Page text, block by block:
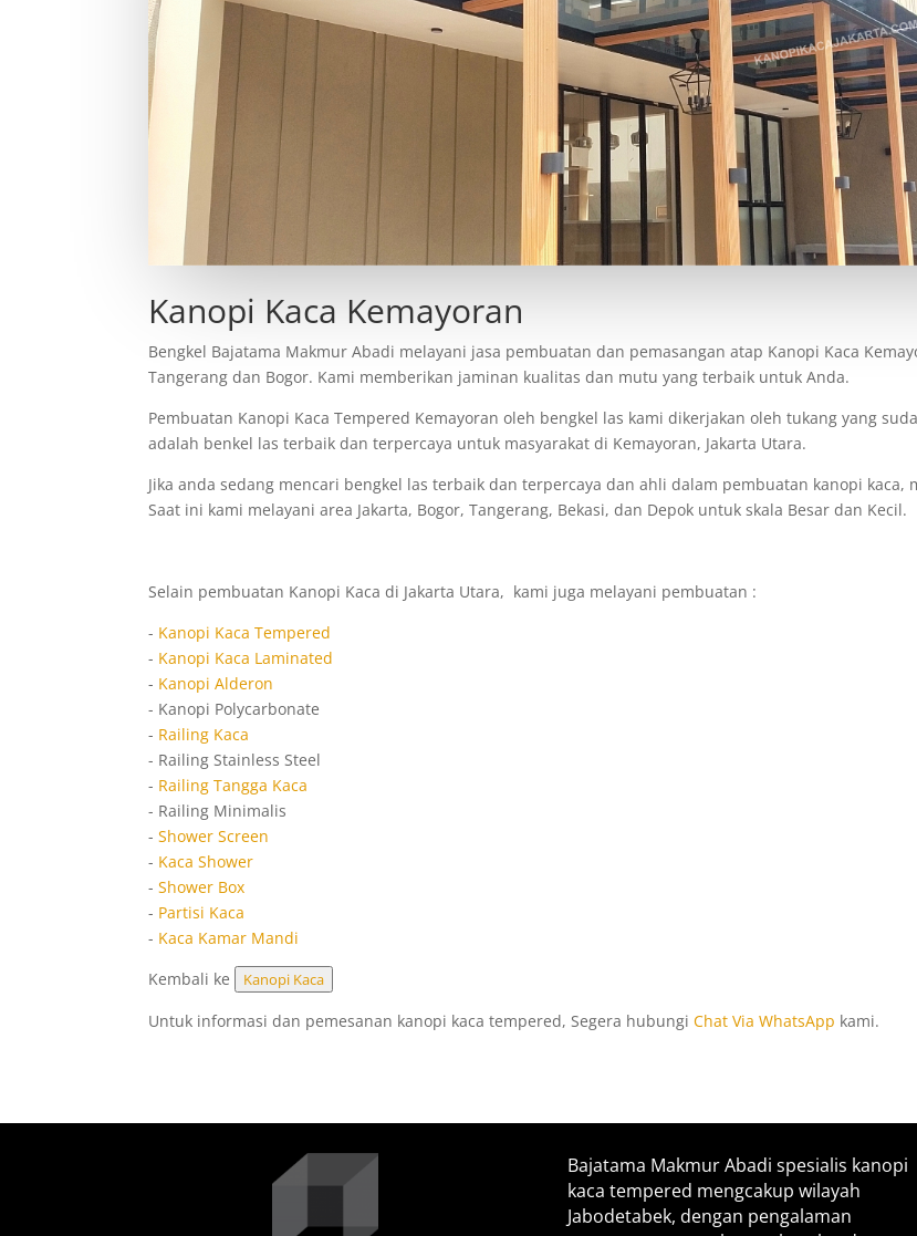
Kanopi Kaca Kemayoran
Bengkel Bajatama Makmur Abadi melayani jasa pembuatan dan pemasangan atap Kanopi Kaca
Tangerang dan Bogor. Kami memberikan jaminan kualitas dan mutu yang terbaik untuk Anda.
Pembuatan Kanopi Kaca Tempered Kemayoran oleh bengkel las kami dikerjakan oleh tukang yang
adalah benkel las terbaik dan terpercaya untuk masyarakat di Kemayoran, Jakarta Utara.
Jika anda sedang mencari bengkel las terbaik dan terpercaya dan ahli dalam pembuatan kanopi
Saat ini kami melayani area Jakarta, Bogor, Tangerang, Bekasi, dan Depok untuk skala Besar dan Kecil.
Selain pembuatan Kanopi Kaca di Jakarta Utara, kami juga melayani pembuatan :
- Kanopi Kaca Tempered
- Kanopi Kaca Laminated
- Kanopi Alderon
- Kanopi Polycarbonate
- Railing Kaca
- Railing Stainless Steel
- Railing Tangga Kaca
- Railing Minimalis
-Shower Screen
- Kaca Shower
-Shower Box
- Partisi Kaca
- Kaca Kamar Mandi
Kembali ke
Kanopi Kaca
Untuk informasi dan pemesanan kanopi kaca tempered, Segera hubungiChat Via WhatsApp kami.
Bajatama Makmur Abadi spesialis kanopi
kaca tempered mengcakup wilayah
Jabodetabek, dengan pengalaman